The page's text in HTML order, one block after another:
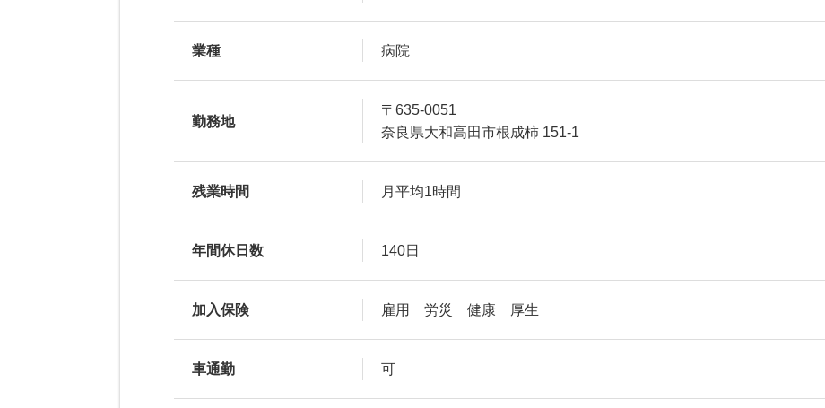
業種 病院
勤務地
〒635-0051
奈良県大和高田市根成柿 151-1
残業時間 月平均1時間
年間休日数 140日
加入保険 雇用 労災 健康 厚生
車通勤 可